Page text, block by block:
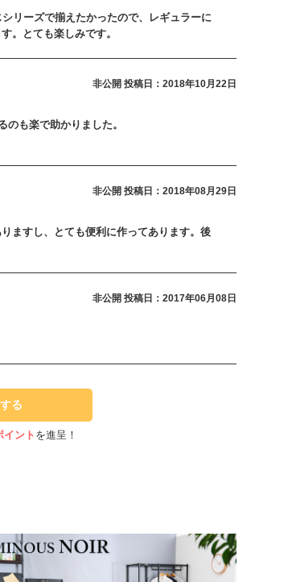
リーズで揃えたかったので、レギュラーに
。とても楽しみです。
非公開 投稿日：2018年10月22日
も楽で助かりました。
非公開 投稿日：2018年08月29日
ますし、とても便利に作ってあります。後
非公開 投稿日：2017年06月08日
る
イントを進呈！